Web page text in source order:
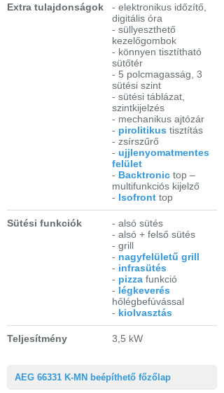
Extra tulajdonságok
- elektronikus időzítő,
digitális óra
- süllyeszthető
kezelőgombok
- könnyen tisztítható
sütőtér
- 5 polcmagasság, 3
sütési szint
- sütési táblázat,
szintkijelzés
- mechanikus ajtózár
- pirolitikus tisztítás
- zsírszűrő
- ujjlenyomatmentes
felület
- Backtronic top –
multifunkciós kijelző
- Isofront top
Sütési funkciók
- alsó sütés
- alsó + felső sütés
- grill
- nagyfelületű grill
- infrasütés
- pizza funkció
- légkeverés
hőlégbefúvással
- kiolvasztás
Teljesítmény 3,5 kW
AEG 66331 K-MN beépíthető főzőlap